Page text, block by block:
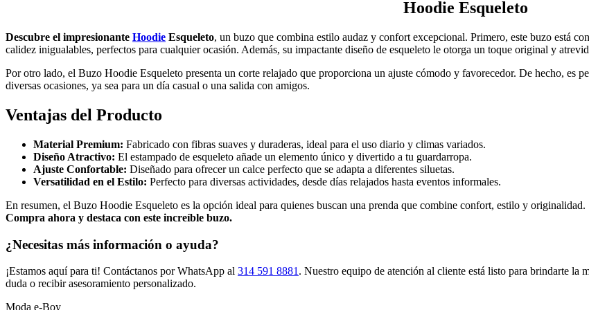
Las
opciones
pueden
elegir
producto
Hoodie Esqueleto
Descubre el impresionante Hoodie Esqueleto, un buzo que combina estilo audaz y confort excepcional. Primero, este buzo está
calidez inigualables, perfectos para cualquier ocasión. Además, su impactante diseño de esqueleto le otorga un toque original y
Por otro lado, el Buzo Hoodie Esqueleto presenta un corte relajado que proporciona un ajuste cómodo y favorecedor. De hecho, es
diversas ocasiones, ya sea para un día casual o una salida con amigos.
Ventajas del Producto
Material Premium: Fabricado con fibras suaves y duraderas, ideal para el uso diario y climas variados.
Diseño Atractivo: El estampado de esqueleto añade un elemento único y divertido a tu guardarropa.
Ajuste Confortable: Diseñado para ofrecer un calce perfecto que se adapta a diferentes siluetas.
Versatilidad en el Estilo: Perfecto para diversas actividades, desde días relajados hasta eventos informales.
En resumen, el Buzo Hoodie Esqueleto es la opción ideal para quienes buscan una prenda que combine confort, estilo y originalidad.
Compra ahora y destaca con este increíble buzo.
¿Necesitas más información o ayuda?
¡Estamos aquí para ti! Contáctanos por WhatsApp al 314 591 8881 . Nuestro equipo de atención al cliente está listo para brindarte la
duda o recibir asesoramiento personalizado.
Moda e-Boy